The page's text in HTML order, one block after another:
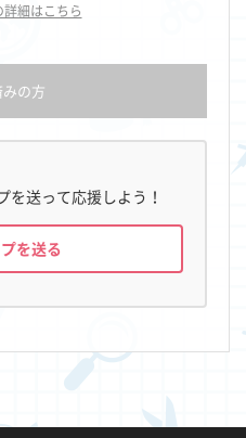
細はこちら
の方
を送って応援しよう！
を送る